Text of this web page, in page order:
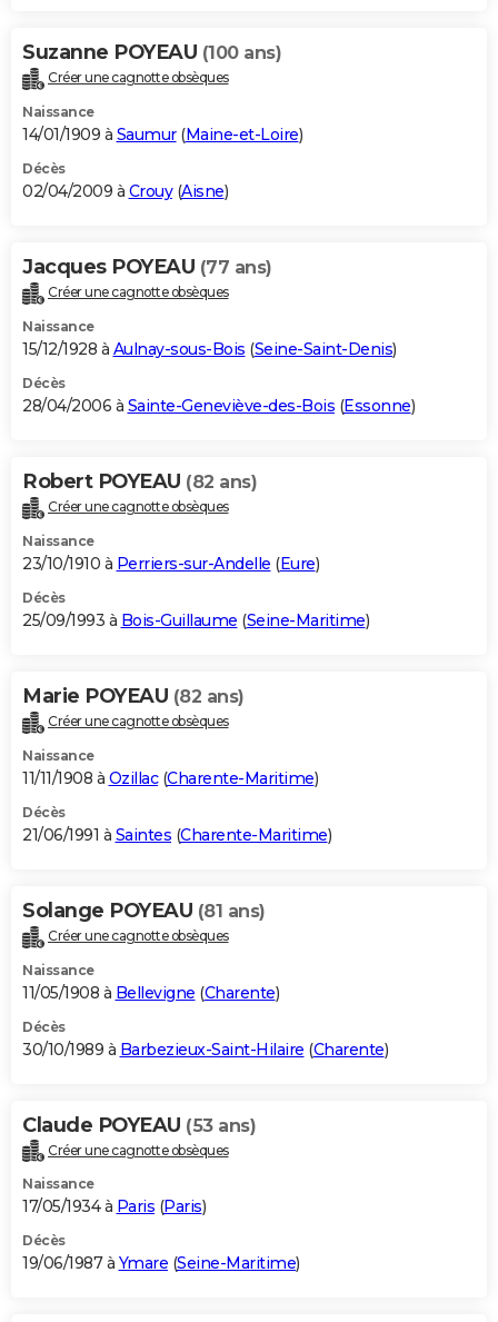
Suzanne POYEAU (100 ans)
Créer une cagnotte obsèques
Naissance
14/01/1909 à Saumur(Maine-et-Loire)
Décès
02/04/2009 à Crouy(Aisne)
Jacques POYEAU (77 ans)
Créer une cagnotte obsèques
Naissance
15/12/1928 à Aulnay-sous-Bois (Seine-Saint-Denis)
Décès
28/04/2006 à Sainte-Geneviève-des-Bois (Essonne)
Robert POYEAU (82 ans)
Créer une cagnotte obsèques
Naissance
23/10/1910 à Perriers-sur-Andelle (Eure)
Décès
25/09/1993 à Bois-Guillaume (Seine-Maritime)
Marie POYEAU (82 ans)
Créer une cagnotte obsèques
Naissance
11/11/1908 à Ozillac(Charente-Maritime)
Décès
21/06/1991 à Saintes (Charente-Maritime)
Solange POYEAU (81 ans)
Créer une cagnotte obsèques
Naissance
11/05/1908 à Bellevigne (Charente)
Décès
30/10/1989 à Barbezieux-Saint-Hilaire (Charente)
Claude POYEAU (53 ans)
Créer une cagnotte obsèques
Naissance
17/05/1934 à Paris (Paris)
Décès
19/06/1987 à Ymare (Seine-Maritime)